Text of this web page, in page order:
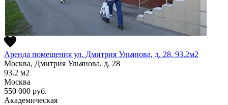
Аренда помещения ул. Дмитрия Ульянова, д. 28, 93.2м2
Москва, Дмитрия Ульянова, д. 28
93.2 м2
Москва
550 000 руб.
Академическая